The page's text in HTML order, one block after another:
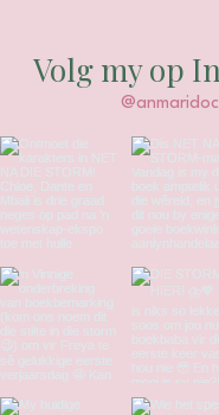
Volg my op